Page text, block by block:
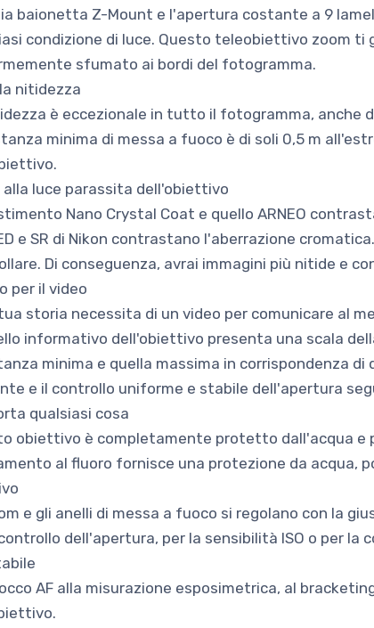
baionetta Z-Mount e l'apertura costante a 9
condizione di luce. Questo teleobiettivo zoom
sfumato ai bordi del fotogramma.
nitidezza
è eccezionale in tutto il fotogramma, anche
minima di messa a fuoco è di soli 0,5 m
alla luce parassita dell'obiettivo
Nano Crystal Coat e quello ARNEO
e SR di Nikon contrastano l'aberrazione
Di conseguenza, avrai immagini più nitide e
per il video
storia necessita di un video per comunicare al
informativo dell'obiettivo presenta una scala
minima e quella massima in corrispondenza
e il controllo uniforme e stabile dell'apertura
qualsiasi cosa
obiettivo è completamente protetto dall'acqua e
al fluoro fornisce una protezione da acqua,
e gli anelli di messa a fuoco si regolano con la
dell'apertura, per la sensibilità ISO o per la
AF alla misurazione esposimetrica, al